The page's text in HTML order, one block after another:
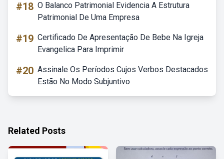
#18 O Balanco Patrimonial Evidencia A Estrutura
Patrimonial De Uma Empresa
#19 Certificado De Apresentação De Bebe Na Igreja
Evangelica Para Imprimir
#20 Assinale Os Períodos Cujos Verbos Destacados
Estão No Modo Subjuntivo
Related Posts